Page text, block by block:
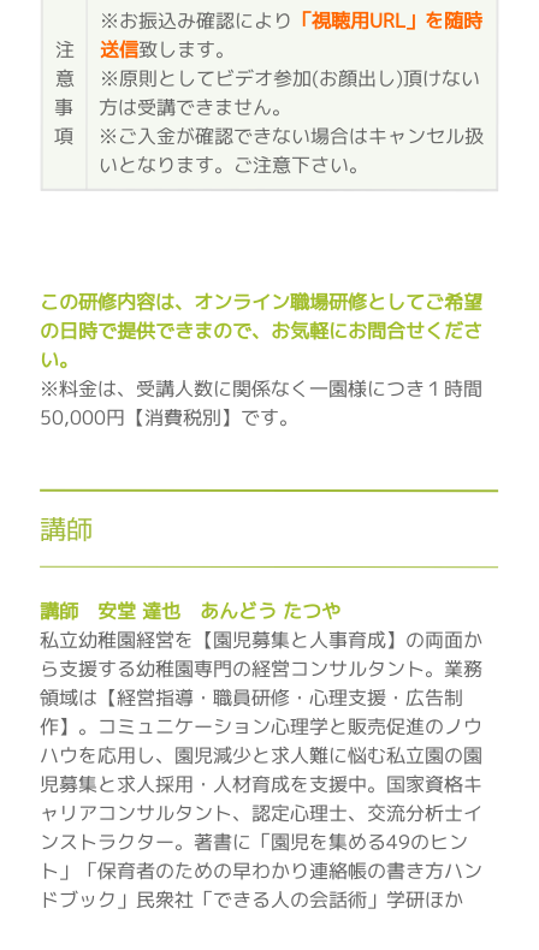
注
意
事
項
※お振込み確認により 「視聴用URL」を随時
送信致します。
※原則としてビデオ参加(お顔出し)頂けない
方は受講できません。
※ご入金が確認できない場合はキャンセル扱
いとなります。ご注意下さい。
この研修内容は、オンライン職場研修としてご希望
の日時で提供できまので、お気軽にお問合せくださ
い。
※料金は、受講人数に関係なく一園様につき１時間
50,000円【消費税別】です。
講師
講師 安堂 達也 あんどう たつや
私立幼稚園経営を【園児募集と人事育成】の両面か
ら支援する幼稚園専門の経営コンサルタント。業務
領域は【経営指導・職員研修・心理支援・広告制
作】。コミュニケーション心理学と販売促進のノウ
ハウを応用し、園児減少と求人難に悩む私立園の園
児募集と求人採用・人材育成を支援中。国家資格キ
ャリアコンサルタント、認定心理士、交流分析士イ
ンストラクター。著書に「園児を集める49のヒン
ト」「保育者のための早わかり連絡帳の書き方ハン
ドブック」民衆社「できる人の会話術」学研ほか